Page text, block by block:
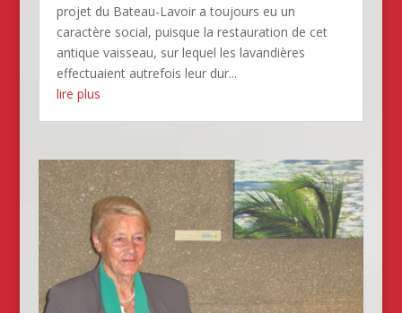
projet du Bateau-Lavoir a toujours eu un
caractère social, puisque la restauration de cet
antique vaisseau, sur lequel les lavandières
effectuaient autrefois leur dur...
lire plus